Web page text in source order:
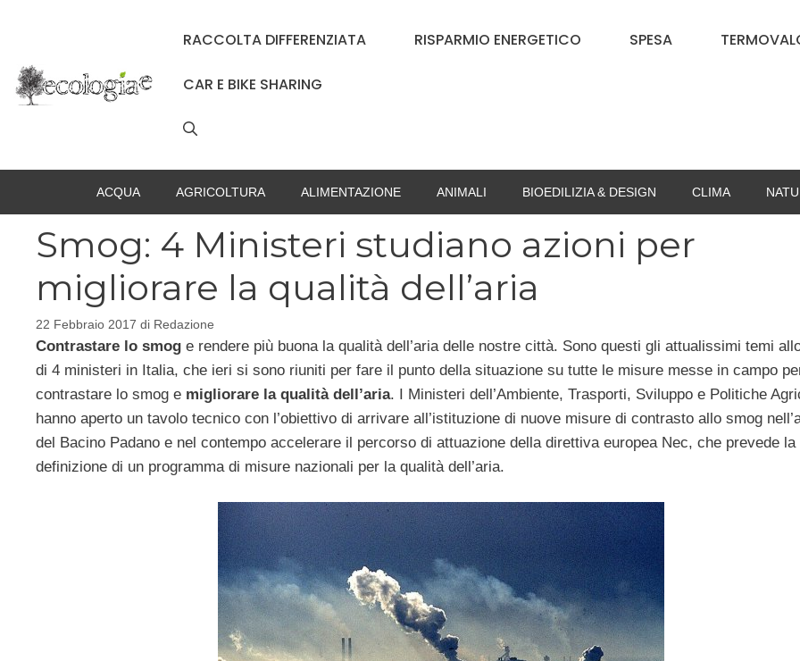
RACCOLTA DIFFERENZIATA RISPARMIO ENERGETICO SPESA
CAR E BIKE SHARING
ACQUA AGRICOLTURA ALIMENTAZIONE ANIMALI BIOEDILIZIA & DESIGN CLIMA
Smog: 4 Ministeri studiano azioni per
migliorare la qualità dell’aria
22 Febbraio 2017 di Redazione
Contrastare lo smog e rendere più buona la qualità dell’aria delle nostre città. Sono questi gli attualissimi temi
di 4 ministeri in Italia, che ieri si sono riuniti per fare il punto della situazione su tutte le misure messe in campo
contrastare lo smog e migliorare la qualità dell’aria. I Ministeri dell’Ambiente, Trasporti, Sviluppo e Politiche
hanno aperto un tavolo tecnico con l’obiettivo di arrivare all’istituzione di nuove misure di contrasto allo smog
del Bacino Padano e nel contempo accelerare il percorso di attuazione della direttiva europea Nec, che prevede la
definizione di un programma di misure nazionali per la qualità dell’aria.